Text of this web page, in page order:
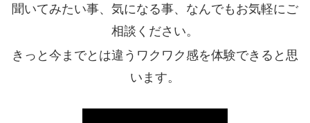
聞いてみたい事、気になる事、なんでもお気軽にご
相談ください。
きっと今までとは違うワクワク感を体験できると思
います。